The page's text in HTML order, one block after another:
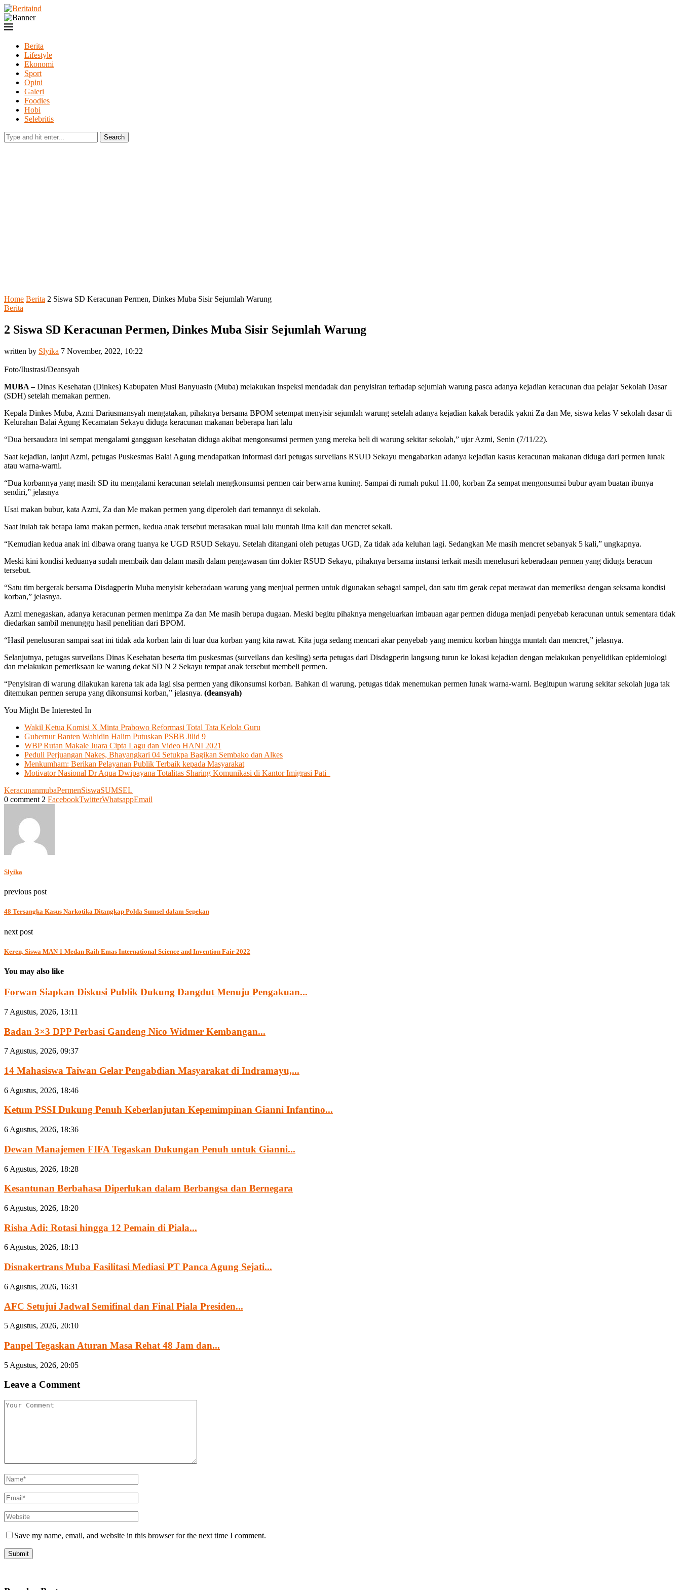
Berita
Lifestyle
Ekonomi
Sport
Opini
Galeri
Foodies
Hobi
Selebritis
Search
Home Berita 2 Siswa SD Keracunan Permen, Dinkes Muba Sisir Sejumlah Warung
Berita
2 Siswa SD Keracunan Permen, Dinkes Muba Sisir Sejumlah Warung
written by Slyika 7 November, 2022, 10:22
Foto/Ilustrasi/Deansyah
MUBA –Dinas Kesehatan (Dinkes) Kabupaten Musi Banyuasin (Muba) melakukan inspeksi mendadak dan penyisiran terhadap sejumlah warung pasca adanya kejadian keracunan dua pelajar Sekolah Dasar
(SDH) setelah memakan permen.
Kepala Dinkes Muba, Azmi Dariusmansyah mengatakan, pihaknya bersama BPOM setempat menyisir sejumlah warung setelah adanya kejadian kakak beradik yakni Za dan Me, siswa kelas V sekolah dasar di
Kelurahan Balai Agung Kecamatan Sekayu diduga keracunan makanan beberapa hari lalu
“Dua bersaudara ini sempat mengalami gangguan kesehatan diduga akibat mengonsumsi permen yang mereka beli di warung sekitar sekolah,” ujar Azmi, Senin (7/11/22).
Saat kejadian, lanjut Azmi, petugas Puskesmas Balai Agung mendapatkan informasi dari petugas surveilans RSUD Sekayu mengabarkan adanya kejadian kasus keracunan makanan diduga dari permen lunak
atau warna-warni.
“Dua korbannya yang masih SD itu mengalami keracunan setelah mengkonsumsi permen cair berwarna kuning. Sampai di rumah pukul 11.00, korban Za sempat mengonsumsi bubur ayam buatan ibunya
sendiri,” jelasnya
Usai makan bubur, kata Azmi, Za dan Me makan permen yang diperoleh dari temannya di sekolah.
Saat itulah tak berapa lama makan permen, kedua anak tersebut merasakan mual lalu muntah lima kali dan mencret sekali.
“Kemudian kedua anak ini dibawa orang tuanya ke UGD RSUD Sekayu. Setelah ditangani oleh petugas UGD, Za tidak ada keluhan lagi. Sedangkan Me masih mencret sebanyak 5 kali,” ungkapnya.
Meski kini kondisi keduanya sudah membaik dan dalam masih dalam pengawasan tim dokter RSUD Sekayu, pihaknya bersama instansi terkait masih menelusuri keberadaan permen yang diduga beracun
tersebut.
“Satu tim bergerak bersama Disdagperin Muba menyisir keberadaan warung yang menjual permen untuk digunakan sebagai sampel, dan satu tim gerak cepat merawat dan memeriksa dengan seksama kondisi
korban,” jelasnya.
Azmi menegaskan, adanya keracunan permen menimpa Za dan Me masih berupa dugaan. Meski begitu pihaknya mengeluarkan imbauan agar permen diduga menjadi penyebab keracunan untuk sementara tidak
diedarkan sambil menunggu hasil penelitian dari BPOM.
“Hasil penelusuran sampai saat ini tidak ada korban lain di luar dua korban yang kita rawat. Kita juga sedang mencari akar penyebab yang memicu korban hingga muntah dan mencret,” jelasnya.
Selanjutnya, petugas surveilans Dinas Kesehatan beserta tim puskesmas (surveilans dan kesling) serta petugas dari Disdagperin langsung turun ke lokasi kejadian dengan melakukan penyelidikan epidemiologi
dan melakukan pemeriksaan ke warung dekat SD N 2 Sekayu tempat anak tersebut membeli permen.
“Penyisiran di warung dilakukan karena tak ada lagi sisa permen yang dikonsumsi korban. Bahkan di warung, petugas tidak menemukan permen lunak warna-warni. Begitupun warung sekitar sekolah juga tak
ditemukan permen serupa yang dikonsumsi korban,” jelasnya. (deansyah)
You Might Be Interested In
Wakil Ketua Komisi X Minta Prabowo Reformasi Total Tata Kelola Guru
Gubernur Banten Wahidin Halim Putuskan PSBB Jilid 9
WBP Rutan Makale Juara Cipta Lagu dan Video HANI 2021
Peduli Perjuangan Nakes, Bhayangkari 04 Setukpa Bagikan Sembako dan Alkes
Menkumham: Berikan Pelayanan Publik Terbaik kepada Masyarakat
Motivator Nasional Dr Aqua Dwipayana Totalitas Sharing Komunikasi di Kantor Imigrasi Pati
KeracunanmubaPermenSiswaSUMSEL
0 comment 2 FacebookTwitterWhatsappEmail
Slyika
previous post
48 Tersangka Kasus Narkotika Ditangkap Polda Sumsel dalam Sepekan
next post
Keren, Siswa MAN 1 Medan Raih Emas International Science and Invention Fair 2022
You may also like
Forwan Siapkan Diskusi Publik Dukung Dangdut Menuju Pengakuan...
7 Agustus, 2026, 13:11
Badan 3×3 DPP Perbasi Gandeng Nico Widmer Kembangan...
7 Agustus, 2026, 09:37
14 Mahasiswa Taiwan Gelar Pengabdian Masyarakat di Indramayu,...
6 Agustus, 2026, 18:46
Ketum PSSI Dukung Penuh Keberlanjutan Kepemimpinan Gianni Infantino...
6 Agustus, 2026, 18:36
Dewan Manajemen FIFA Tegaskan Dukungan Penuh untuk Gianni...
6 Agustus, 2026, 18:28
Kesantunan Berbahasa Diperlukan dalam Berbangsa dan Bernegara
6 Agustus, 2026, 18:20
Risha Adi: Rotasi hingga 12 Pemain di Piala...
6 Agustus, 2026, 18:13
Disnakertrans Muba Fasilitasi Mediasi PT Panca Agung Sejati...
6 Agustus, 2026, 16:31
AFC Setujui Jadwal Semifinal dan Final Piala Presiden...
5 Agustus, 2026, 20:10
Panpel Tegaskan Aturan Masa Rehat 48 Jam dan...
5 Agustus, 2026, 20:05
Leave a Comment
Save my name, email, and website in this browser for the next time I comment.